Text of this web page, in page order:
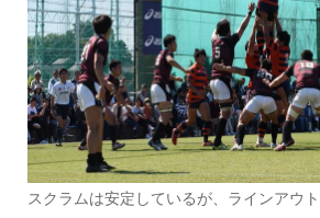
スクラムは安定しているが、ラインアウ